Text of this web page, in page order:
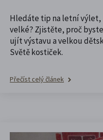
Hledáte tip na letní výlet,
velké? Zjistěte, proč
ujít výstavu a velkou
Světě kostiček.
Přečíst celý článek